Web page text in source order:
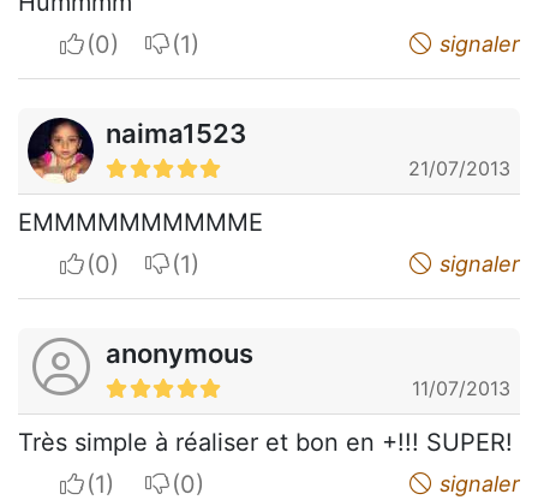
I apreciateI do not appreciate signaler
naima1523
21/07/2013
EMMMMMMMMMME
I apreciateI do not appreciate signaler
anonymous
11/07/2013
Très simple à réaliser et bon en +!!! SUPER!
I apreciateI do not appreciate signaler